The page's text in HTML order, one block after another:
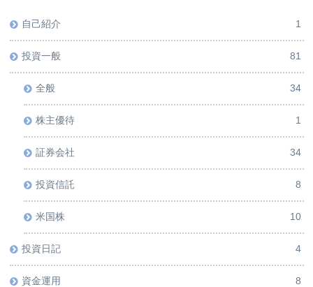
自己紹介 1
投資一般 81
全般 34
株主優待 1
証券会社 34
投資信託 8
米国株 10
投資日記 4
資金運用 8